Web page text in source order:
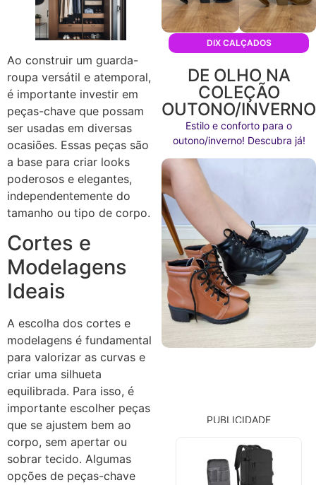
Ao construir um guarda-
roupa versátil e atemporal,
é importante investir em
peças-chave que possam
ser usadas em diversas
ocasiões. Essas peças são
a base para criar looks
poderosos e elegantes,
independentemente do
tamanho ou tipo de corpo.
Cortes e
Modelagens
Ideais
A escolha dos cortes e
modelagens é fundamental
para valorizar as curvas e
criar uma silhueta
equilibrada. Para isso, é
importante escolher peças
que se ajustem bem ao
corpo, sem apertar ou
sobrar tecido. Algumas
opções de peças-chave
DIX CALÇADOS
DE OLHO NA
COLEÇÃO
OUTONO/INVERNO
Estilo e conforto para o
outono/inverno! Descubra já!
PUBLICIDADE